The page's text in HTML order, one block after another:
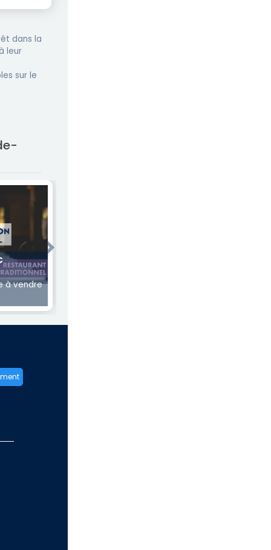
dans la
leur
sur le
à vendre
Next